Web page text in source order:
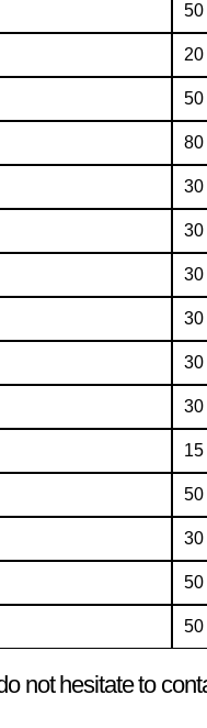
50
50
80
30
30
30
30
30
30
50
30
50
50
not hesitate to